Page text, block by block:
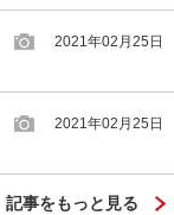
2021年02月25日
2021年02月25日
記事をもっと見る